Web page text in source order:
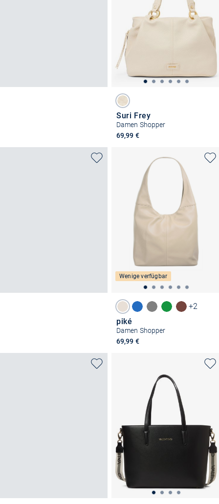
Suri Frey
Damen Shopper
69,99 €
Wenige verfügbar
+2
piké
Damen Shopper
69,99 €